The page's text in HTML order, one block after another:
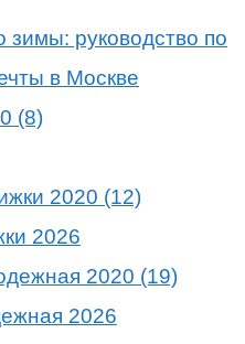
зимы: руководство по
в Москве
2026
2026